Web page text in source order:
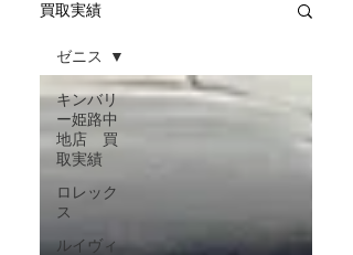
買取実績
キンバリ
ー姫路中
地店 買
取実績
ロレック
ス
ルイヴィ
ゼニス